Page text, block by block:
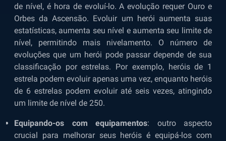
de nível, é hora de evoluí-lo. A evolução requer Ouro e
Orbes da Ascensão. Evoluir um herói aumenta suas
estatísticas, aumenta seu nível e aumenta seu limite de
nível, permitindo mais nivelamento. O número de
evoluções que um herói pode passar depende de sua
classificação por estrelas. Por exemplo, heróis de 1
estrela podem evoluir apenas uma vez, enquanto heróis
de 6 estrelas podem evoluir até seis vezes, atingindo
um limite de nível de 250.
Equipando-os com equipamentos: outro aspecto
crucial para melhorar seus heróis é equipá-los com